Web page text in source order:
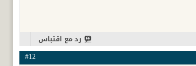
رد مع اقتباس
#12